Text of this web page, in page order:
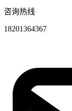
咨询热线
18201364367